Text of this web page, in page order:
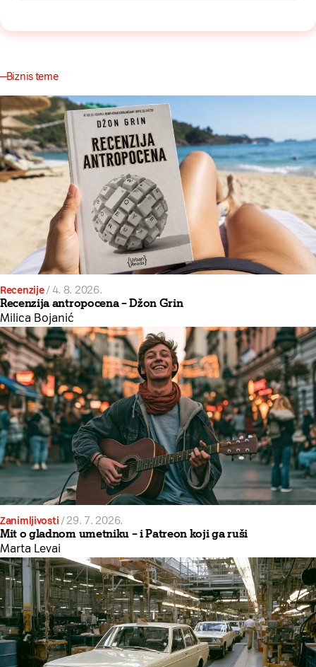
Biznis teme
Recenzije/4. 8. 2026.
Recenzija antropocena – Džon Grin
Milica Bojanić
Zanimljivosti /29. 7. 2026.
Mit o gladnom umetniku – i Patreon koji ga ruši
Marta Levai